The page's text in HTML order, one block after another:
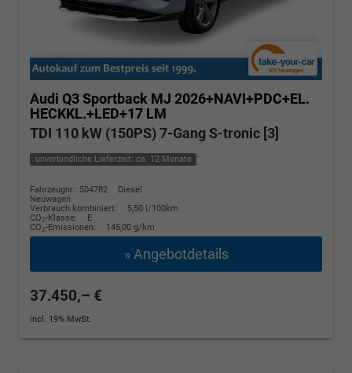
Audi Q3 Sportback MJ 2026+NAVI+PDC+EL.
HECKKL.+LED+17 LM
TDI 110 kW (150PS) 7-Gang S-tronic [3]
unverbindliche Lieferzeit: ca. 12 Monate
Fahrzeugnr.: 504782
Diesel
Neuwagen
Verbrauch kombiniert:
5,50 l/100km
CO2-Klasse:
E
CO2-Emissionen: 145,00 g/km
» Angebotdetails
37.450,– €
incl. 19% MwSt.